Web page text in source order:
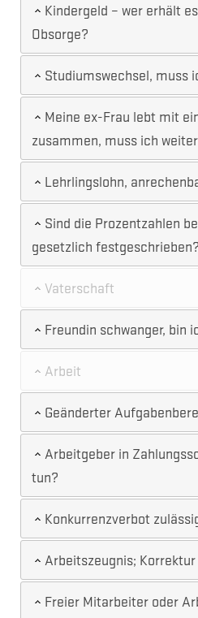
Kindergeld – wer erhält
Obsorge?
Studiumswechsel, muss
Meine ex-Frau lebt mit
zusammen, muss ich
Lehrlingslohn,
Sind die Prozentzahlen
gesetzlich festgeschrieben?
Vaterschaft
Freundin schwanger, bin
Arbeit
Geänderter
Arbeitgeber in
tun?
Konkurrenzverbot
Arbeitszeugnis;
Freier Mitarbeiter oder